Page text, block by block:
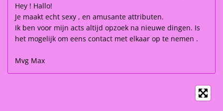
Hey ! Hallo!
Je maakt echt sexy , en amusante attributen.
Ik ben voor mijn acts altijd opzoek na nieuwe dingen. Is
het mogelijk om eens contact met elkaar op te nemen .
Mvg Max